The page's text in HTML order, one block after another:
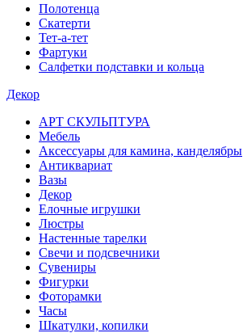
Полотенца
Скатерти
Тет-а-тет
Фартуки
Салфетки подставки и кольца
Декор
АРТ СКУЛЬПТУРА
Мебель
Аксессуары для камина, канделябры
Антиквариат
Вазы
Декор
Елочные игрушки
Люстры
Настенные тарелки
Свечи и подсвечники
Сувениры
Фигурки
Фоторамки
Часы
Шкатулки, копилки